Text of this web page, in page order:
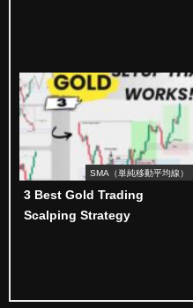
SMA（単純移動平均線）
3 Best Gold Trading
Scalping Strategy